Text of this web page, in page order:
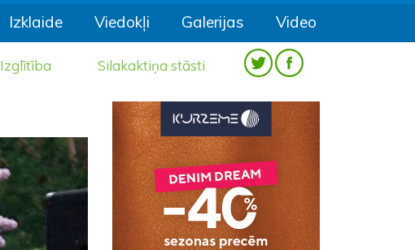
Izklaide Viedokļi Galerijas Video
Izglītība Silakaktiņa stāsti